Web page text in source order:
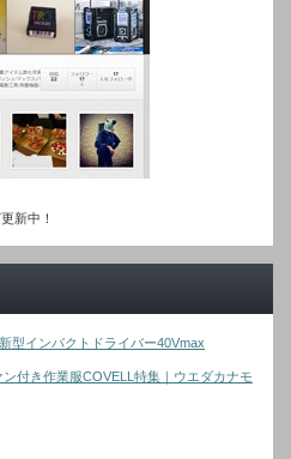
新中！
型インパクトドライバー40Vmax
付き作業服COVELL特集｜ウエダカナモ